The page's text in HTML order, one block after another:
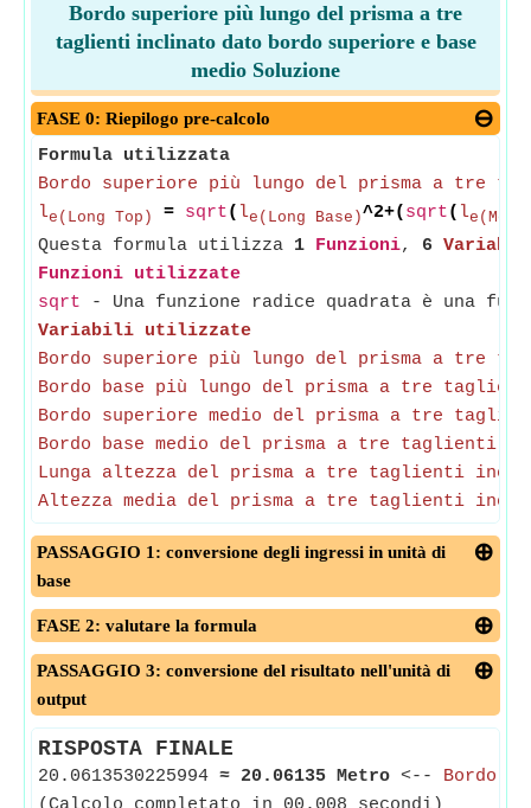
Bordo superiore più lungo del prisma a tre
taglienti inclinato dato bordo superiore e base
medio Soluzione
FASE 0: Riepilogo pre-calcolo
Formula utilizzata
Bordo superiore più lungo del prisma a tre
le(Long Top) = sqrt( le(Long Base)^2+( sqrt( l
Questa formula utilizza 1 Funzioni, 6
Funzioni utilizzate
sqrt - Una funzione radice quadrata è una
Variabili utilizzate
Bordo superiore più lungo del prisma a tre
Bordo base più lungo del prisma a tre
Bordo superiore medio del prisma a tre
Bordo base medio del prisma a tre taglienti
Lunga altezza del prisma a tre taglienti
Altezza media del prisma a tre taglienti
PASSAGGIO 1: conversione degli ingressi in unità di
base
FASE 2: valutare la formula
PASSAGGIO 3: conversione del risultato nell'unità di
output
RISPOSTA FINALE
20.0613530225994 ≈ 20.06135 Metro <-- Bordo